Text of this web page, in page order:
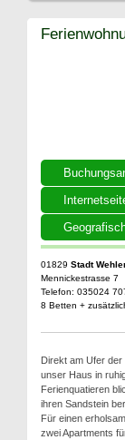
01829 Stadt
Mennickestrasse 7
Telefon: 035024
8 Betten +
Direkt am Ufer der
unser Haus in
Ferienquatieren
ihren Sandstein
Für einen
zwei Apartments